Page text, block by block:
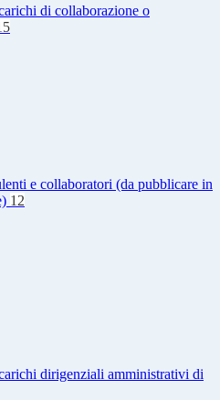
di collaborazione o
e collaboratori (da pubblicare in
12
dirigenziali amministrativi di